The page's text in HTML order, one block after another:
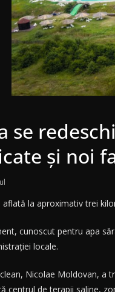
se
și noi
aflată la aproximativ trei
cunoscut pentru apa
locale.
Nicolae Moldovan, a
centrul de terapii saline,